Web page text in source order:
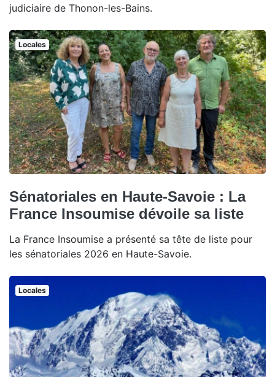
judiciaire de Thonon-les-Bains.
Locales
Sénatoriales en Haute-Savoie : La
France Insoumise dévoile sa liste
La France Insoumise a présenté sa tête de liste pour
les sénatoriales 2026 en Haute-Savoie.
Locales